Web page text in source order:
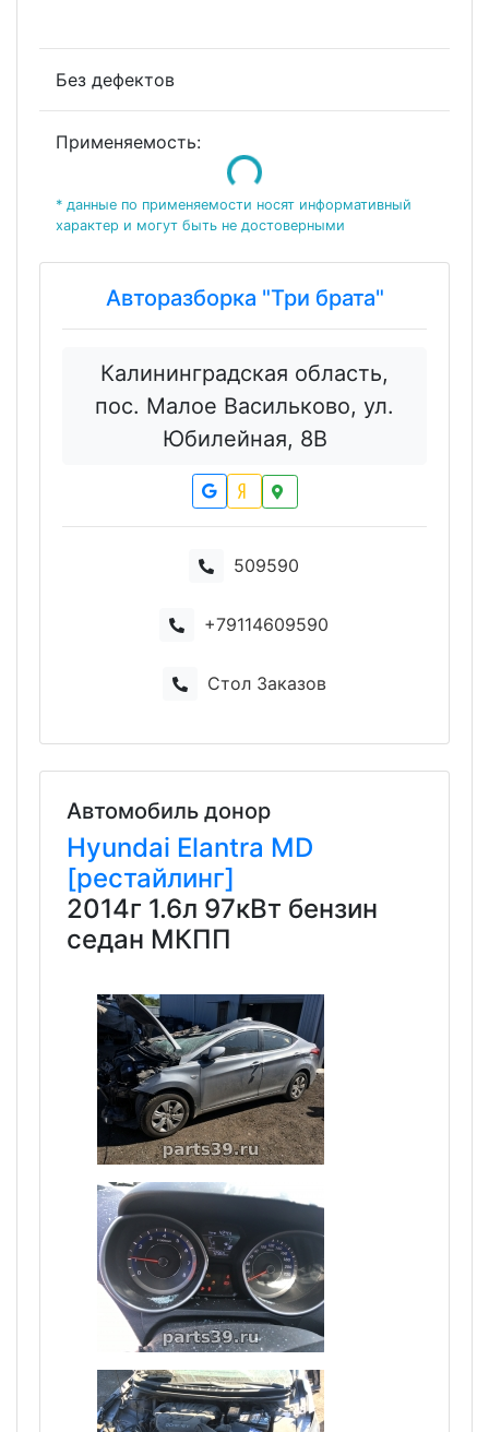
Без дефектов
Применяемость:
Loading...
* данные по применяемости носят информативный
характер и могут быть не достоверными
Авторазборка "Три брата"
Калининградская область,
пос. Малое Васильково, ул.
Юбилейная, 8В
509590
+79114609590
Стол Заказов
Автомобиль донор
Hyundai Elantra MD
[рестайлинг]
2014г 1.6л 97кВт бензин
седан МКПП